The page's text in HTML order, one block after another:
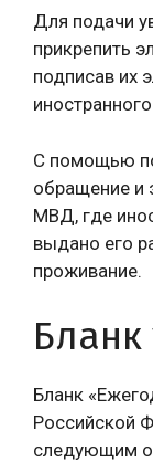
Для подачи
прикрепить
подписав их
С помощью
обращение и
МВД, где
выдано его
проживание.
Бланк
Российской
следующим